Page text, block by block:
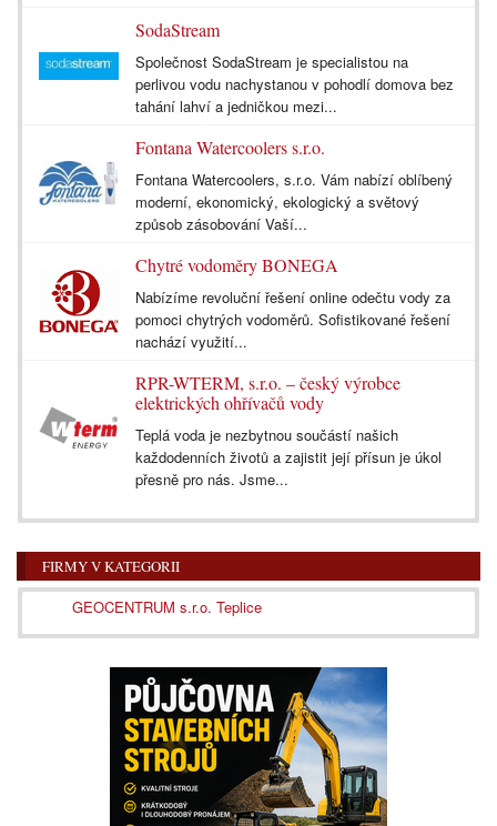
SodaStream
Společnost SodaStream je specialistou na
perlivou vodu nachystanou v pohodlí domova bez
tahání lahví a jedničkou mezi...
Fontana Watercoolers s.r.o.
Fontana Watercoolers, s.r.o. Vám nabízí oblíbený
moderní, ekonomický, ekologický a světový
způsob zásobování Vaší...
Chytré vodoměry BONEGA
Nabízíme revoluční řešení online odečtu vody za
pomoci chytrých vodoměrů. Sofistikované řešení
nachází využití...
RPR-WTERM, s.r.o. – český výrobce
elektrických ohřívačů vody
Teplá voda je nezbytnou součástí našich
každodenních životů a zajistit její přísun je úkol
přesně pro nás. Jsme...
FIRMY V KATEGORII
GEOCENTRUM s.r.o. Teplice